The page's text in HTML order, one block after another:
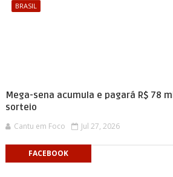
BRASIL
Mega-sena acumula e pagará R$ 78
sorteio
Cantu em Foco Jul 27, 2026
FACEBOOK